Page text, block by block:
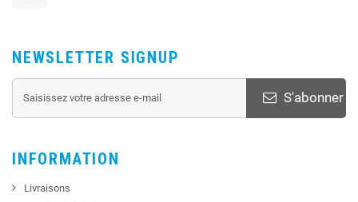
NEWSLETTER SIGNUP
S'abonner
INFORMATION
Livraisons